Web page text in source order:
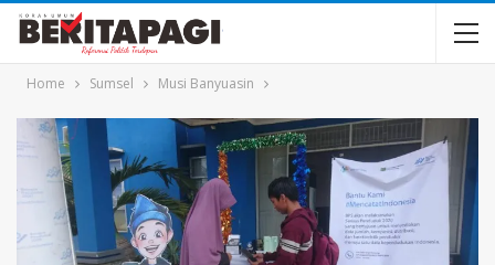
Home Sumsel Musi Banyuasin